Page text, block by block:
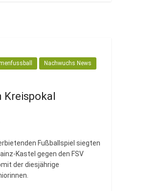
Nachwuchs News
Kreispokal
Fußballspiel siegten
Kastel gegen den FSV
der diesjährige